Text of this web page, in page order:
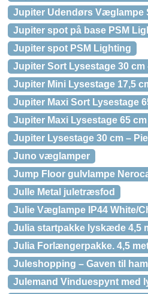
Jupiter Udendørs Væglampe
Jupiter spot på base PSM
Jupiter spot PSM Lighting
Jupiter Sort Lysestage 30 cm
Jupiter Mini Lysestage 17,5
Jupiter Maxi Sort Lysestage
Jupiter Maxi Lysestage 65
Jupiter Lysestage 30 cm –
Juno væglamper
Jump Floor gulvlampe
Julle Metal juletræsfod
Julie Væglampe IP44 White/
Julia startpakke lyskæde 4,5
Julia Forlængerpakke. 4,5
Juleshopping – Gaven til ham
Julemand Vinduespynt med